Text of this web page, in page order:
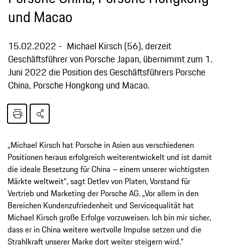
und Macao
15.02.2022
Michael Kirsch (56), derzeit
Geschäftsführer von Porsche Japan, übernimmt zum 1.
Juni 2022 die Position des Geschäftsführers Porsche
China, Porsche Hongkong und Macao.
„Michael Kirsch hat Porsche in Asien aus verschiedenen
Positionen heraus erfolgreich weiterentwickelt und ist damit
die ideale Besetzung für China – einem unserer wichtigsten
Märkte weltweit“, sagt Detlev von Platen, Vorstand für
Vertrieb und Marketing der Porsche AG. „Vor allem in den
Bereichen Kundenzufriedenheit und Servicequalität hat
Michael Kirsch große Erfolge vorzuweisen. Ich bin mir sicher,
dass er in China weitere wertvolle Impulse setzen und die
Strahlkraft unserer Marke dort weiter steigern wird.“